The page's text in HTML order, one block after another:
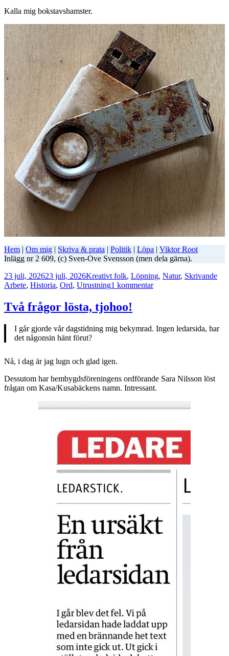
Kalla mig bokstavshamster.
Hem Om mig Skriva & prata Politik Löpa
Viktor Root
Inlägg nr 2 609, (c) Sven-Ove Svensson (men dela gärna).
Postat
23 juli, 202623 juli, 2026Kategorier
Kreativt folk, Löpning, Natur, Skrivande
Arbete, Historia, Ord, Utrustning1 kommentartill
Två frågor lösta, tjohoo!
I går gjorde vår dagstidning mig bekymrad. Ingen ledarsida, har
det någonsin hänt förut?
Nå, i dag är jag lugn och glad igen.
Dessutom har hembygdsföreningens ordförande Sara Nilsson löst
frågan om Kasa/Kusabäckens namn. Intressant.